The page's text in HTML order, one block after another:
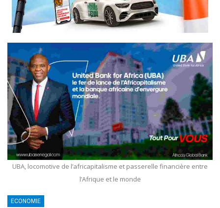
UBA, locomotive de l’africapitalisme et passerelle financière entre
l’Afrique et le monde
ECONOMIE